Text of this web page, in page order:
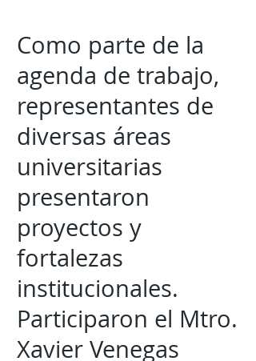
Como parte de la
agenda de trabajo,
representantes de
diversas áreas
universitarias
presentaron
proyectos y
fortalezas
institucionales.
Participaron el Mtro.
Xavier Venegas